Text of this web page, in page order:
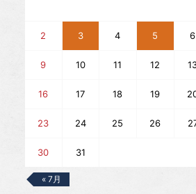
2 3 4 5 6
9 10 11 12
16 17 18 19
23 24 25 26
30 31
« 7月